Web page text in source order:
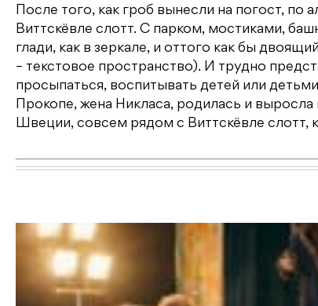
После того, как гроб вынесли на погост, по
Виттскёвле слотт. С парком, мостиками,
глади, как в зеркале, и оттого как бы
– текстовое пространство). И трудно
просыпаться, воспитывать детей или
Прокопе, жена Никласа, родилась и выросла
Швеции, совсем рядом с Виттскёвле слотт,